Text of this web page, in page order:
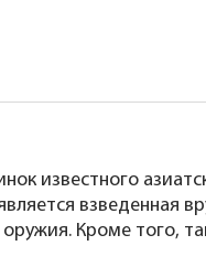
известного
взведенная
Кроме того,